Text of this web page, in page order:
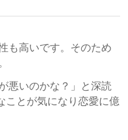
も高いです。そのため
悪いのかな？」と深読
ことが気になり恋愛に億